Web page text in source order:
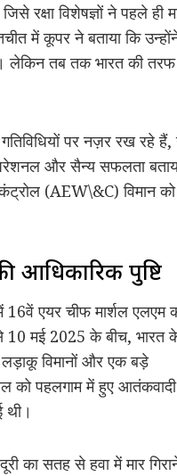
जिसे रक्षा विशेषज्ञों ने
में कूपर ने बताया कि उन्होंने
तब तक भारत की तरफ
पर नज़र रख रहे
और सैन्य सफलता
कंट्रोल (AEW\&C) विमान
आधिकारिक पुष्टि
16वें एयर चीफ मार्शल एलएम
10 मई 2025 के बीच, भारत
लड़ाकू विमानों और एक बड़े
को पहलगाम में हुए आतंकवादी
थी।
का सतह से हवा में मार